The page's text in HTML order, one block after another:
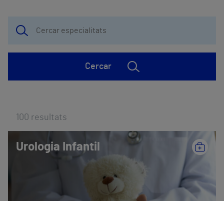
Cercar
100 resultats
Urologia Infantil